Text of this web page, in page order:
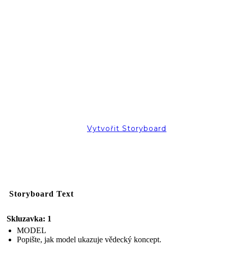
Vytvořit Storyboard
Storyboard Text
Skluzavka: 1
MODEL
Popište, jak model ukazuje vědecký koncept.